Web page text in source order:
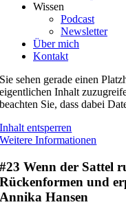
Wissen
Podcast
Newsletter
Über mich
Kontakt
Sie sehen gerade einen
eigentlichen Inhalt
beachten Sie, dass dabei
Inhalt entsperren
Weitere Informationen
#23 Wenn der Sattel
Rückenformen und
Annika Hansen